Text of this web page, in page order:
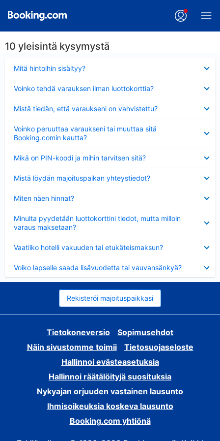
10 yleisintä kysymystä
Mitä hintoihin sisältyy?
Voinko tehdä varauksen ilman luottokorttia?
Mistä tiedän, että varaukseni on vahvistettu?
Voinko peruuttaa varaukseni tai muuttaa sitä
Booking.comin kautta?
Mikä on PIN-koodi ja mihin tarvitsen sitä?
Mistä löydän majoituspaikan yhteystiedot?
Miten näen hinnat?
Minulta pyydetään luottokorttini tiedot, mutta milloin
varaus maksetaan?
Vaatiiko hotelli vakuuden tai etukäteismaksun?
Voiko lapselle saada lisävuodetta tai vauvansänkyä?
Rekisteröi majoituspaikkasi
Tietokoneversio
Sopimusehdot
Näin sivustomme toimii
Tietosuojaseloste
Hallinnoi evästeasetuksia
Hallinnoi räätälöityjä suosituksia
Nykyajan orjuuden vastainen lausunto
Ihmisoikeuksia koskeva lausunto
Booking.com yhtiönä